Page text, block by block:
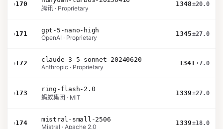
›170
腾讯 · Proprietary
1348±20.0
›171
gpt-5-nano-high
OpenAI · Proprietary
1345±27.0
›172
claude-3-5-sonnet-20240620
Anthropic · Proprietary
1341±7.0
›173
ring-flash-2.0
蚂蚁集团 · MIT
1339±27.0
›174
mistral-small-2506
Mistral · Apache 2.0
1339±18.0